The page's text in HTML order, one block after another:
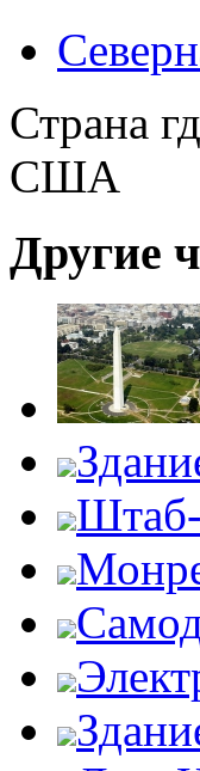
Страна
США
Другие